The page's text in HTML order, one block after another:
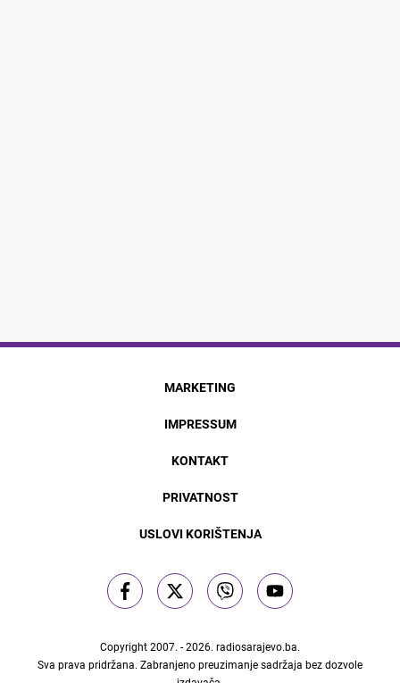
MARKETING
IMPRESSUM
KONTAKT
PRIVATNOST
USLOVI KORIŠTENJA
Copyright 2007. - 2026. radiosarajevo.ba.
Sva prava pridržana. Zabranjeno preuzimanje sadržaja bez dozvole